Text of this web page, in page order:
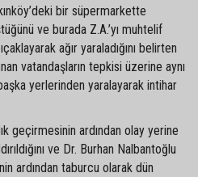
bir süpermarkette
ve burada Z.A.’yı muhtelif
ağır yaraladığını belirten
vatandaşların tepkisi üzerine aynı
yerlerinden yaralayarak intihar
geçirmesinin ardından olay yerine
ve Dr. Burhan Nalbantoğlu
ardından taburcu olarak dün